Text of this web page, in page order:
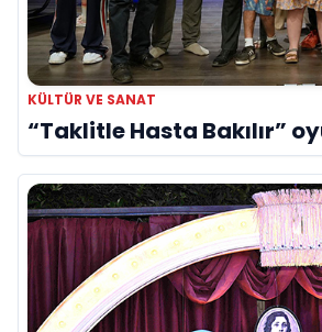
KÜLTÜR VE SANAT
“Taklitle Hasta Bakılır”